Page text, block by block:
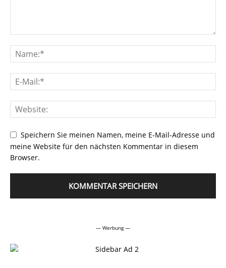
Speichern Sie meinen Namen, meine E-Mail-Adresse und
meine Website für den nächsten Kommentar in diesem
Browser.
— Werbung —